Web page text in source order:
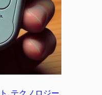
テクノロジー